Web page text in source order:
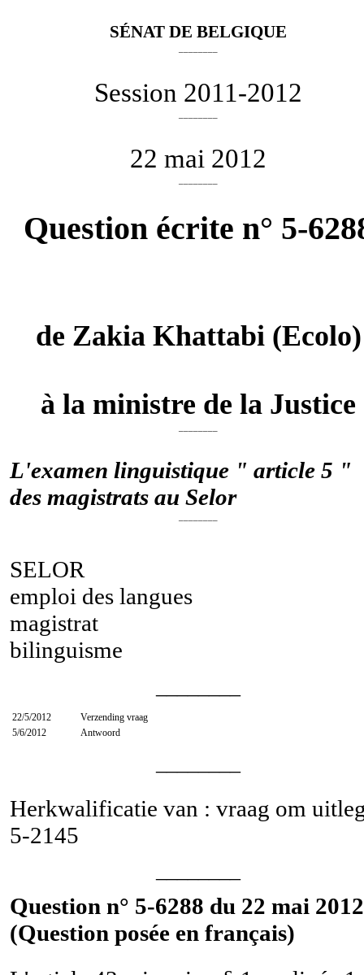
SÉNAT DE BELGIQUE
Session 2011-2012
22 mai 2012
Question écrite n° 5-
de Zakia Khattabi(Ecolo)
à la ministre de la Justice
L'examen linguistique " article 5 "
des magistrats au Selor
SELOR
emploi des langues
magistrat
bilinguisme
22/5/2012
Verzending vraag
5/6/2012
Antwoord
Herkwalificatie van : vraag om
5-2145
Question n° 5-6288 du 22 mai
(Question posée en français)